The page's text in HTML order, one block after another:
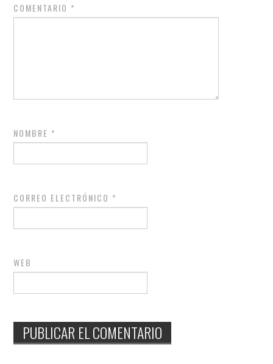
COMENTARIO *
NOMBRE *
CORREO ELECTRÓNICO *
WEB